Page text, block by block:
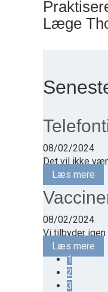
Læge
08/02/2024
Det vil ikke
Læs mere
08/02/2024
Vi tilbyder
Læs mere
1
2
3